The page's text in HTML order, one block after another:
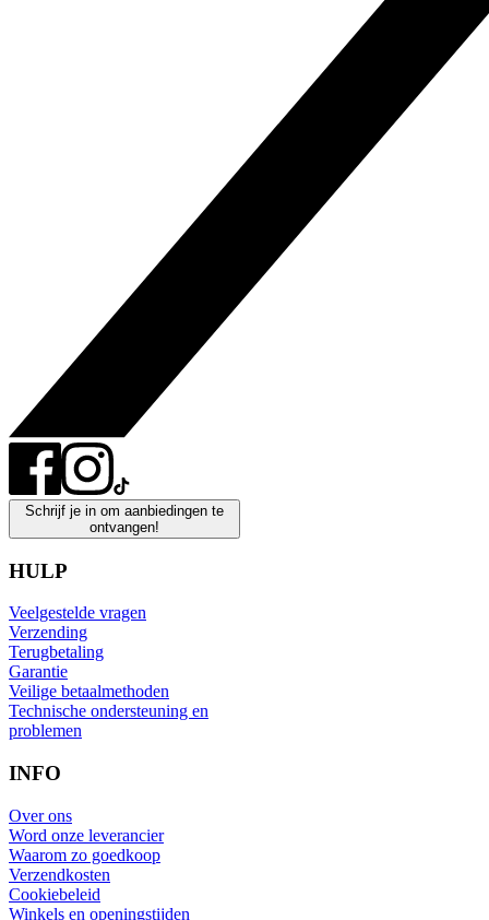
Schrijf je in om aanbiedingen te
ontvangen!
HULP
Veelgestelde vragen
Verzending
Terugbetaling
Garantie
Veilige betaalmethoden
Technische ondersteuning en
problemen
INFO
Over ons
Word onze leverancier
Waarom zo goedkoop
Verzendkosten
Cookiebeleid
Winkels en openingstijden